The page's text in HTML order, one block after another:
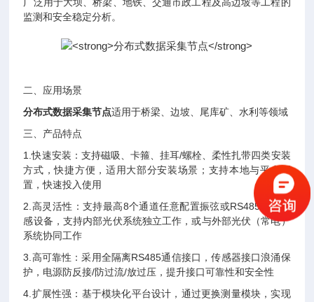
监测和安全稳定分析。
二、应用场景
分布式数据采集节点适用于桥梁、边坡、尾库矿、水利等领域
三、产品特点
1.快速安装：⽀持磁吸、卡箍、挂⽿/螺栓、柔性扎带四类安装
⽅式，快捷⽅便，适⽤⼤部分安装场景；⽀持本地与平台配
置，快速投⼊使⽤
2. ⾼灵活性：⽀持最⾼8个通道任意配置振弦或RS485
信号传
感设备，⽀持内部光伏系统独⽴⼯作，或与外部光伏（常电）
系统协同⼯作
3. ⾼可靠性：采⽤全隔离RS485通信接⼝，传感器接⼝浪涌保
护，电源防反接/防过流/放过压，提升接⼝可靠性和安全性
4. 扩展性强：基于模块化平台设计，通过更换测量模块，实现